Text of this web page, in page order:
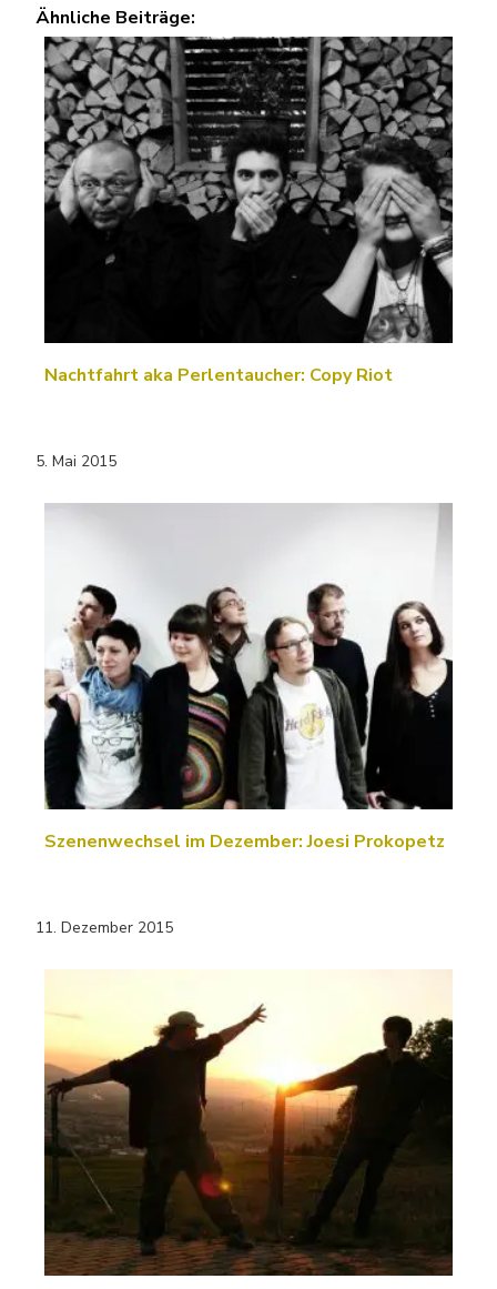
Ähnliche Beiträge:
Nachtfahrt aka Perlentaucher: Copy Riot
5. Mai 2015
Szenenwechsel im Dezember: Joesi Prokopetz
11. Dezember 2015